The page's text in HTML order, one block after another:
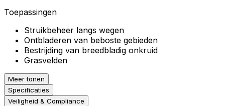
Toepassingen
Struikbeheer langs wegen
Ontbladeren van beboste gebieden
Bestrijding van breedbladig onkruid
Grasvelden
Meer tonen
Specificaties
Veiligheid & Compliance